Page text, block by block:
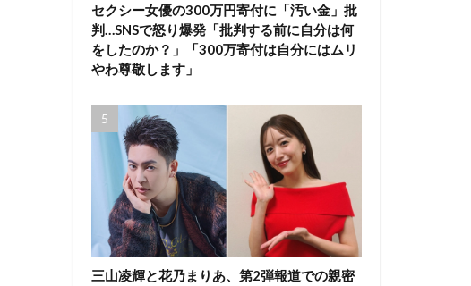
セクシー女優の300万円寄付に「汚い金」批
判…SNSで怒り爆発「批判する前に自分は何
をしたのか？」「300万寄付は自分にはムリ
やわ尊敬します」
三山凌輝と花乃まりあ、第2弾報道での親密